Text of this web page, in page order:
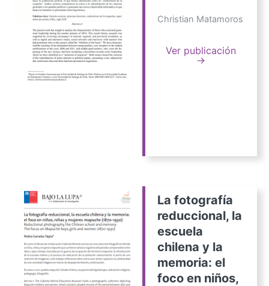
Christian Matamoros
Ver publicación
→
La fotografía
reduccional, la
escuela
chilena y la
memoria: el
foco en niños,